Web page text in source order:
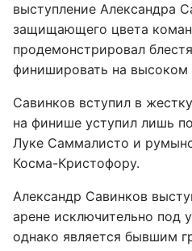
выступление Александра
защищающего цвета
продемонстрировал
финишировать на высоком
Савинков вступил в
на финише уступил лишь
Луке Саммалисто и
Косма-Кристофору.
Александр Савинков
арене исключительно под
однако является бывшим